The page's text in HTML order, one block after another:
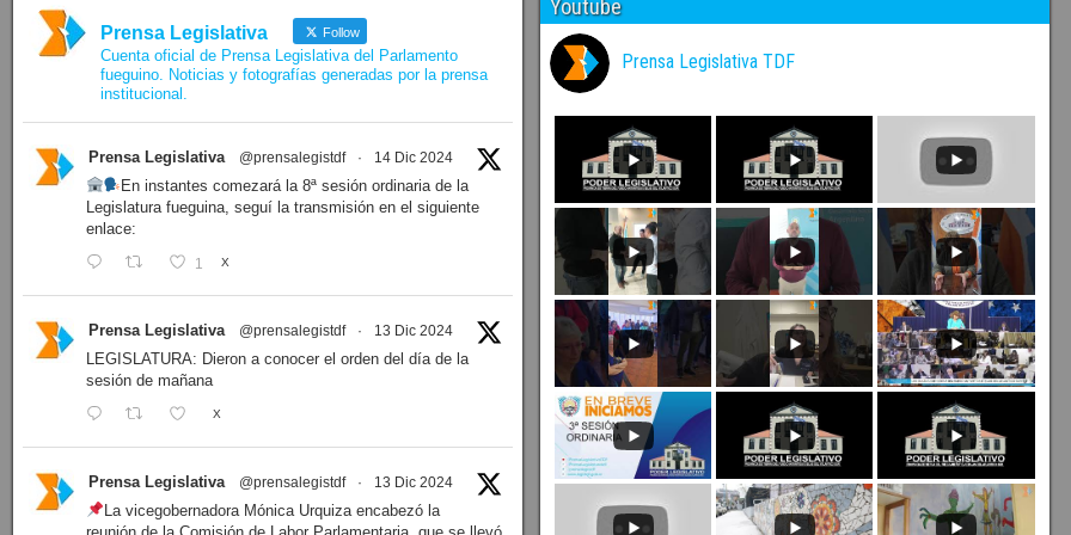
Prensa Legislativa Follow
Cuenta oficial de Prensa Legislativa del Parlamento
fueguino. Noticias y fotografías generadas por la prensa
institucional.
Prensa Legislativa @prensalegistdf · 14 Dic 2024
En instantes comezará la 8ª sesión ordinaria de la
Legislatura fueguina, seguí la transmisión en el siguiente
enlace:
1 X
Prensa Legislativa @prensalegistdf · 13 Dic 2024
LEGISLATURA: Dieron a conocer el orden del día de la
sesión de mañana
X
Prensa Legislativa @prensalegistdf · 13 Dic 2024
La vicegobernadora Mónica Urquiza encabezó la
Youtube
Prensa Legislativa TDF